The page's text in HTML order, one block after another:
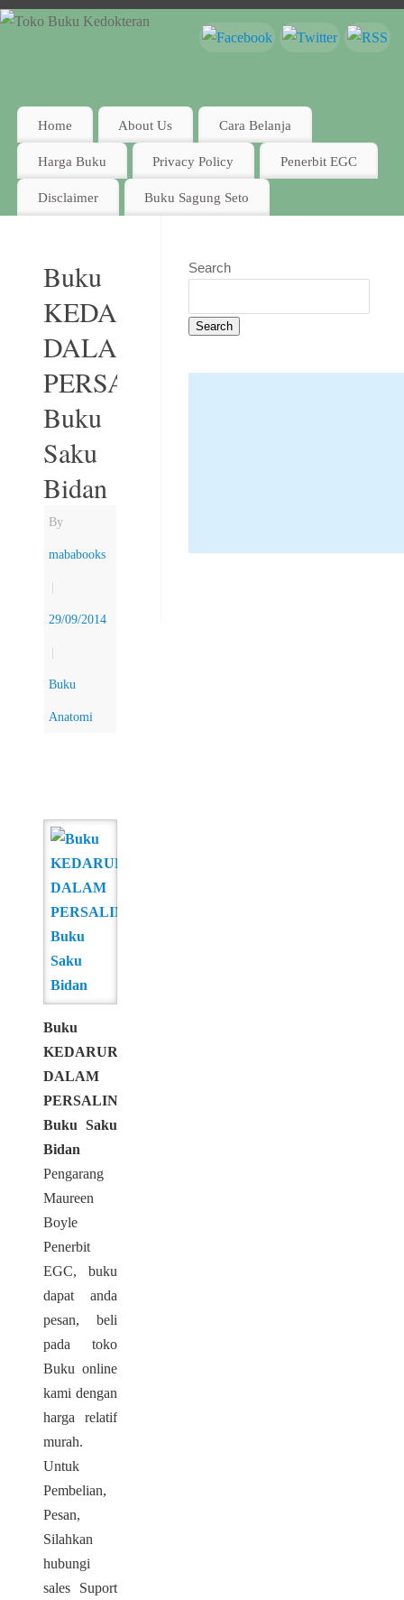
Home About Us Cara Belanja
Harga Buku Privacy Policy Penerbit EGC
Disclaimer Buku Sagung Seto
Buku
KEDARURATAN
DALAM
PERSALINAN
Buku
Saku
Bidan
By
mababooks
|
29/09/2014
|
Buku
Anatomi
Buku
KEDARURATAN
DALAM
PERSALINAN
Buku Saku
Bidan
Pengarang
Maureen
Boyle
Penerbit
EGC, buku
dapat anda
pesan, beli
pada toko
Buku online
kami dengan
harga relatif
murah.
Untuk
Pembelian,
Pesan,
Silahkan
hubungi
sales Suport
Search
Search